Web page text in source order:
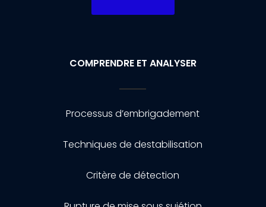
COMPRENDRE ET ANALYSER
Processus d’embrigadement
Techniques de destabilisation
Critère de détection